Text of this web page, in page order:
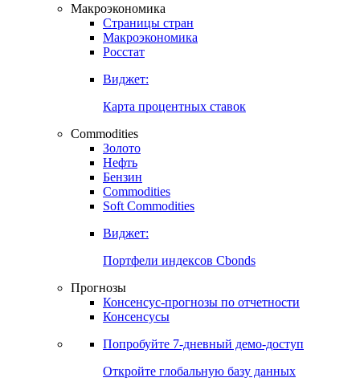
Макроэкономика
Страницы стран
Макроэкономика
Росстат
Виджет:
Карта процентных ставок
Commodities
Золото
Нефть
Бензин
Commodities
Soft Commodities
Виджет:
Портфели индексов Cbonds
Прогнозы
Консенсус-прогнозы по отчетности
Консенсусы
Попробуйте 7-дневный демо-доступ
Откройте глобальную базу данных